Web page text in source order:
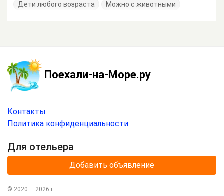
Дети любого возраста
Можно с животными
Поехали-на-Море.ру
Контакты
Политика конфиденциальности
Для отельера
Добавить объявление
© 2020 — 2026 г.